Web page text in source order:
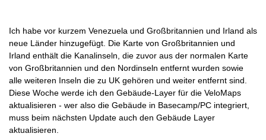
Ich habe vor kurzem Venezuela und Großbritannien und Irland als
neue Länder hinzugefügt. Die Karte von Großbritannien und
Irland enthält die Kanalinseln, die zuvor aus der normalen Karte
von Großbritannien und den Nordinseln entfernt wurden sowie
alle weiteren Inseln die zu UK gehören und weiter entfernt sind.
Diese Woche werde ich den Gebäude-Layer für die VeloMaps
aktualisieren - wer also die Gebäude in Basecamp/PC integriert,
muss beim nächsten Update auch den Gebäude Layer
aktualisieren.